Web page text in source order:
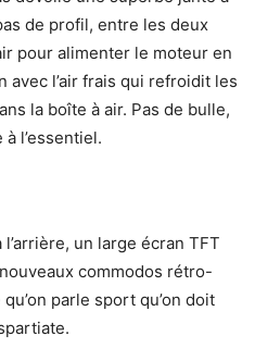
de profil, entre les deux
pour alimenter le moteur en
avec l’air frais qui refroidit les
la boîte à air. Pas de bulle,
l’essentiel.
l’arrière, un large écran TFT
commodos rétro-
parle sport qu’on doit